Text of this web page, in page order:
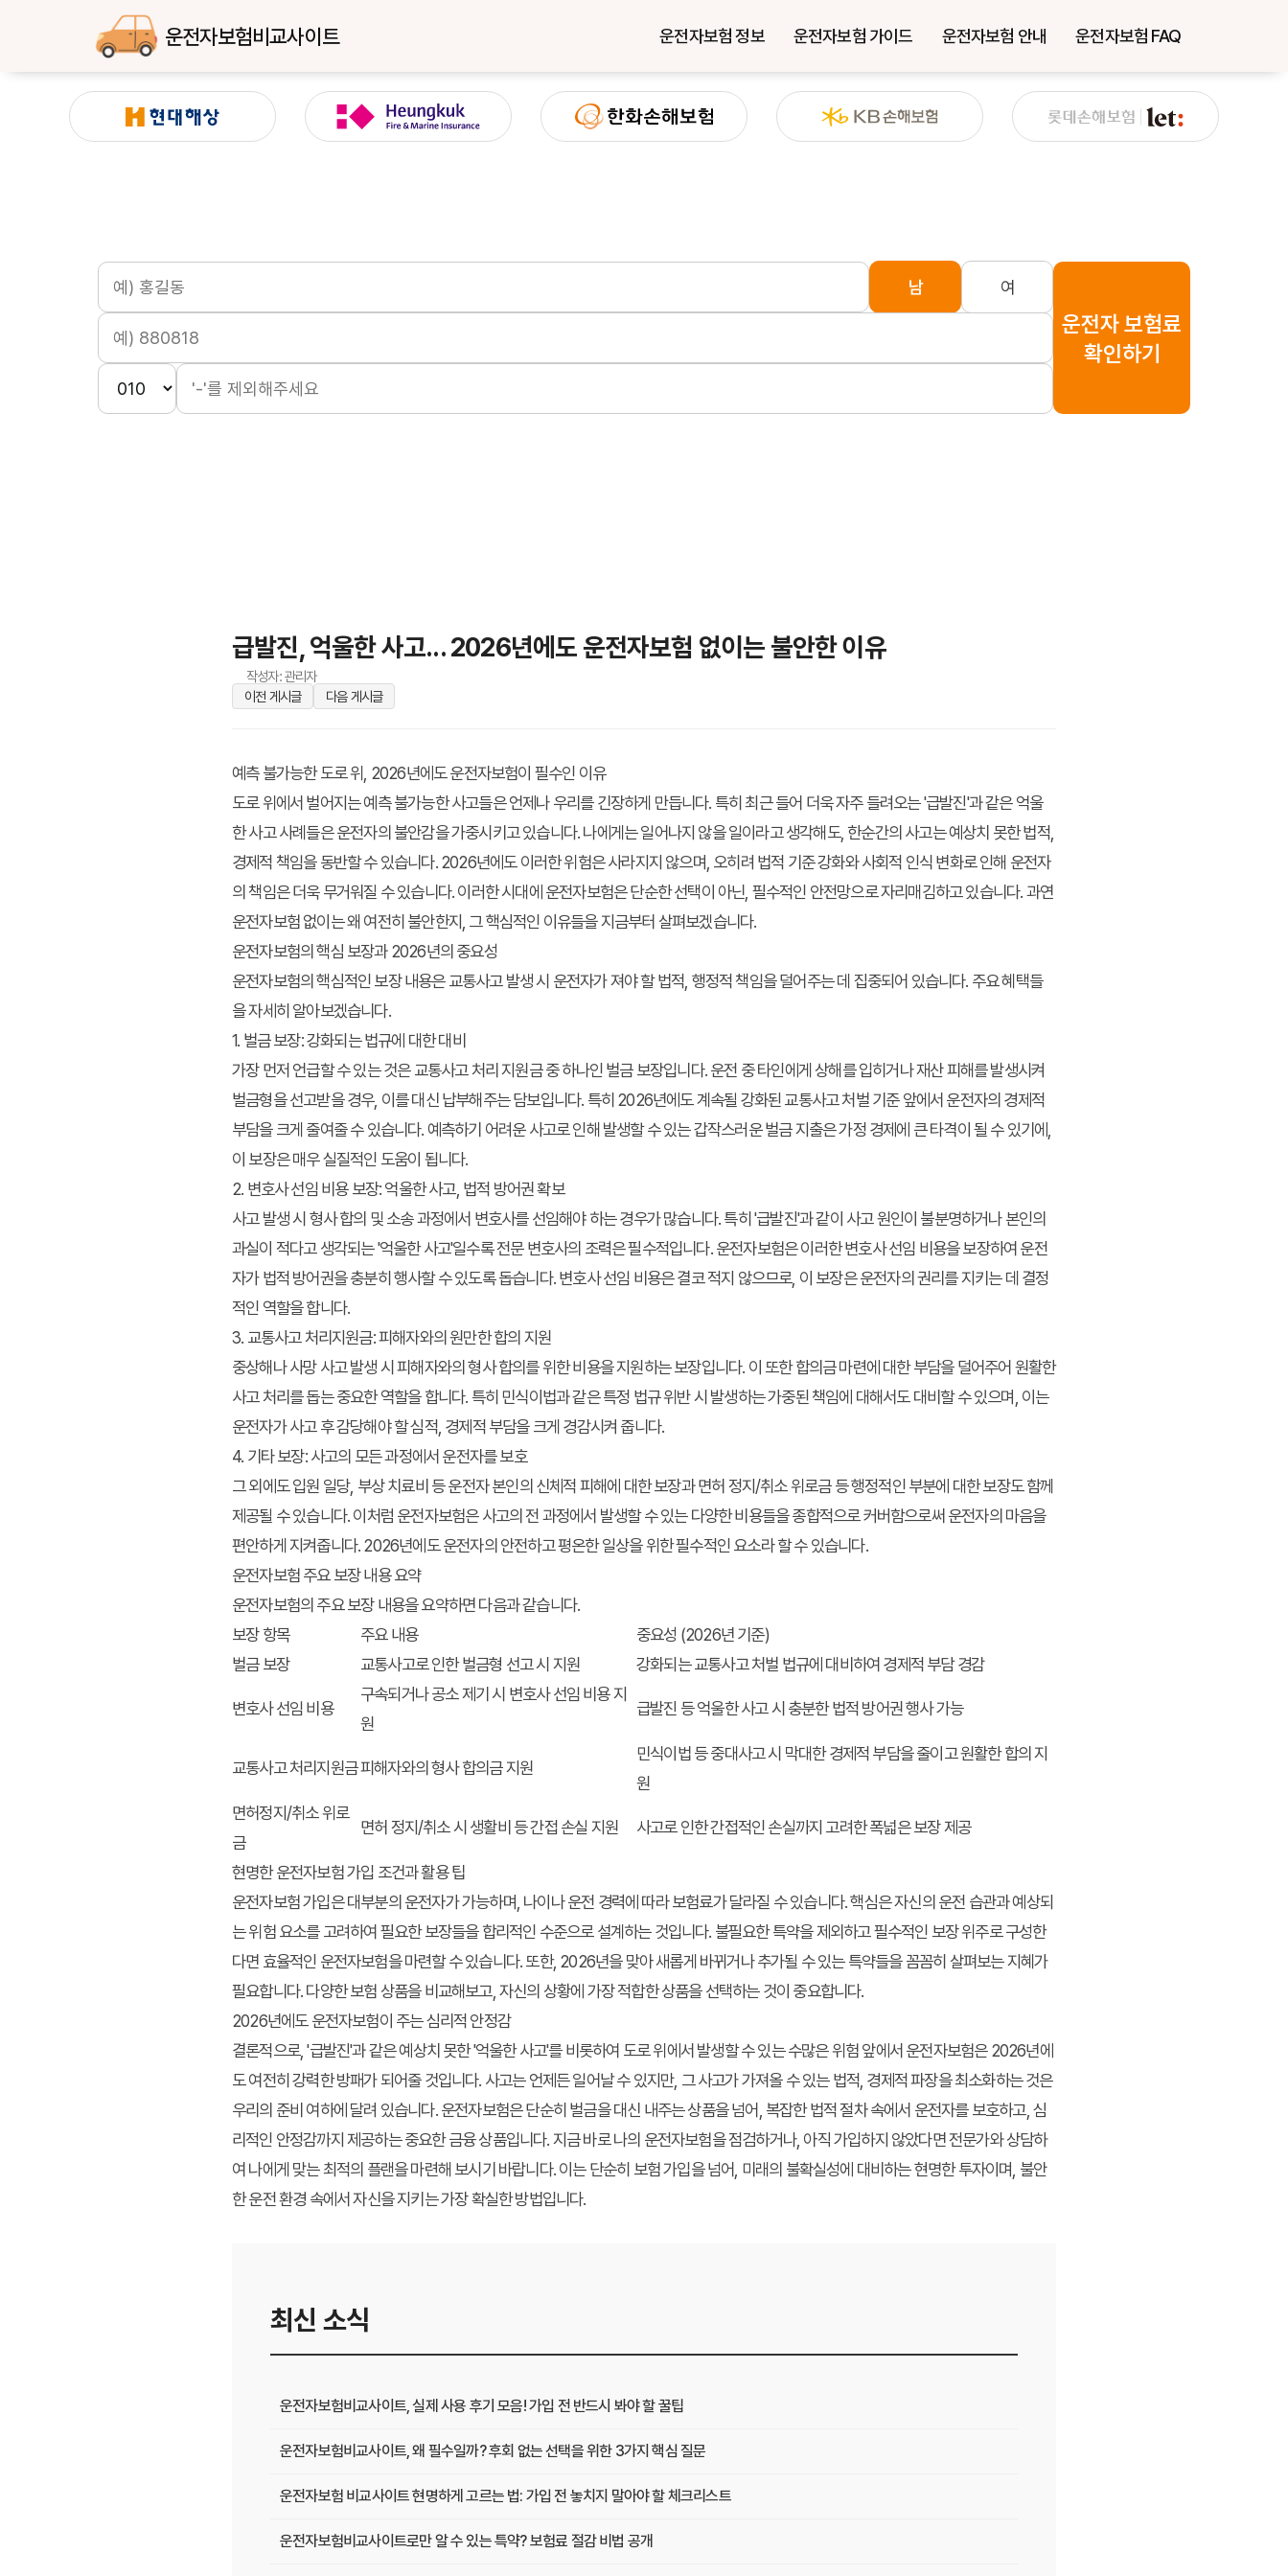
운전자보험비교사이트 운전자보험 정보 운전자보험 가이드 운전자보험 안내 운전자보험 FAQ
남 여
운전자 보험료
확인하기
급발진, 억울한 사고... 2026년에도 운전자보험 없이는 불안한 이유
작성자: 관리자
이전 게시글
다음 게시글
예측 불가능한 도로 위, 2026년에도 운전자보험이 필수인 이유
도로 위에서 벌어지는 예측 불가능한 사고들은 언제나 우리를 긴장하게 만듭니다. 특히 최근 들어 더욱 자주 들려오는 '급발진'과 같은 억울
한 사고 사례들은 운전자의 불안감을 가중시키고 있습니다. 나에게는 일어나지 않을 일이라고 생각해도, 한순간의 사고는 예상치 못한 법적,
경제적 책임을 동반할 수 있습니다. 2026년에도 이러한 위험은 사라지지 않으며, 오히려 법적 기준 강화와 사회적 인식 변화로 인해 운전자
의 책임은 더욱 무거워질 수 있습니다. 이러한 시대에 운전자보험은 단순한 선택이 아닌, 필수적인 안전망으로 자리매김하고 있습니다. 과연
운전자보험 없이는 왜 여전히 불안한지, 그 핵심적인 이유들을 지금부터 살펴보겠습니다.
운전자보험의 핵심 보장과 2026년의 중요성
운전자보험의 핵심적인 보장 내용은 교통사고 발생 시 운전자가 져야 할 법적, 행정적 책임을 덜어주는 데 집중되어 있습니다. 주요 혜택들
을 자세히 알아보겠습니다.
1. 벌금 보장: 강화되는 법규에 대한 대비
가장 먼저 언급할 수 있는 것은 교통사고 처리 지원금 중 하나인 벌금 보장입니다. 운전 중 타인에게 상해를 입히거나 재산 피해를 발생시켜
벌금형을 선고받을 경우, 이를 대신 납부해주는 담보입니다. 특히 2026년에도 계속될 강화된 교통사고 처벌 기준 앞에서 운전자의 경제적
부담을 크게 줄여줄 수 있습니다. 예측하기 어려운 사고로 인해 발생할 수 있는 갑작스러운 벌금 지출은 가정 경제에 큰 타격이 될 수 있기에,
이 보장은 매우 실질적인 도움이 됩니다.
2. 변호사 선임 비용 보장: 억울한 사고, 법적 방어권 확보
사고 발생 시 형사 합의 및 소송 과정에서 변호사를 선임해야 하는 경우가 많습니다. 특히 '급발진'과 같이 사고 원인이 불분명하거나 본인의
과실이 적다고 생각되는 '억울한 사고'일수록 전문 변호사의 조력은 필수적입니다. 운전자보험은 이러한 변호사 선임 비용을 보장하여 운전
자가 법적 방어권을 충분히 행사할 수 있도록 돕습니다. 변호사 선임 비용은 결코 적지 않으므로, 이 보장은 운전자의 권리를 지키는 데 결정
적인 역할을 합니다.
3. 교통사고 처리지원금: 피해자와의 원만한 합의 지원
중상해나 사망 사고 발생 시 피해자와의 형사 합의를 위한 비용을 지원하는 보장입니다. 이 또한 합의금 마련에 대한 부담을 덜어주어 원활한
사고 처리를 돕는 중요한 역할을 합니다. 특히 민식이법과 같은 특정 법규 위반 시 발생하는 가중된 책임에 대해서도 대비할 수 있으며, 이는
운전자가 사고 후 감당해야 할 심적, 경제적 부담을 크게 경감시켜 줍니다.
4. 기타 보장: 사고의 모든 과정에서 운전자를 보호
그 외에도 입원 일당, 부상 치료비 등 운전자 본인의 신체적 피해에 대한 보장과 면허 정지/취소 위로금 등 행정적인 부분에 대한 보장도 함께
제공될 수 있습니다. 이처럼 운전자보험은 사고의 전 과정에서 발생할 수 있는 다양한 비용들을 종합적으로 커버함으로써 운전자의 마음을
편안하게 지켜줍니다. 2026년에도 운전자의 안전하고 평온한 일상을 위한 필수적인 요소라 할 수 있습니다.
운전자보험 주요 보장 내용 요약
운전자보험의 주요 보장 내용을 요약하면 다음과 같습니다.
보장 항목
주요 내용
중요성 (2026년 기준)
벌금 보장
교통사고로 인한 벌금형 선고 시 지원 강화되는 교통사고 처벌 법규에 대비하여 경제적 부담 경감
변호사 선임 비용
구속되거나 공소 제기 시 변호사 선임 비용 지
원
급발진 등 억울한 사고 시 충분한 법적 방어권 행사 가능
교통사고 처리지원금피해자와의 형사 합의금 지원
민식이법 등 중대사고 시 막대한 경제적 부담을 줄이고 원활한 합의 지
원
면허정지/취소 위로
금
면허 정지/취소 시 생활비 등 간접 손실 지원 사고로 인한 간접적인 손실까지 고려한 폭넓은 보장 제공
현명한 운전자보험 가입 조건과 활용 팁
운전자보험 가입은 대부분의 운전자가 가능하며, 나이나 운전 경력에 따라 보험료가 달라질 수 있습니다. 핵심은 자신의 운전 습관과 예상되
는 위험 요소를 고려하여 필요한 보장들을 합리적인 수준으로 설계하는 것입니다. 불필요한 특약을 제외하고 필수적인 보장 위주로 구성한
다면 효율적인 운전자보험을 마련할 수 있습니다. 또한, 2026년을 맞아 새롭게 바뀌거나 추가될 수 있는 특약들을 꼼꼼히 살펴보는 지혜가
필요합니다. 다양한 보험 상품을 비교해보고, 자신의 상황에 가장 적합한 상품을 선택하는 것이 중요합니다.
2026년에도 운전자보험이 주는 심리적 안정감
결론적으로, '급발진'과 같은 예상치 못한 '억울한 사고'를 비롯하여 도로 위에서 발생할 수 있는 수많은 위험 앞에서 운전자보험은 2026년에
도 여전히 강력한 방패가 되어줄 것입니다. 사고는 언제든 일어날 수 있지만, 그 사고가 가져올 수 있는 법적, 경제적 파장을 최소화하는 것은
우리의 준비 여하에 달려 있습니다. 운전자보험은 단순히 벌금을 대신 내주는 상품을 넘어, 복잡한 법적 절차 속에서 운전자를 보호하고, 심
리적인 안정감까지 제공하는 중요한 금융 상품입니다. 지금 바로 나의 운전자보험을 점검하거나, 아직 가입하지 않았다면 전문가와 상담하
여 나에게 맞는 최적의 플랜을 마련해 보시기 바랍니다. 이는 단순히 보험 가입을 넘어, 미래의 불확실성에 대비하는 현명한 투자이며, 불안
한 운전 환경 속에서 자신을 지키는 가장 확실한 방법입니다.
최신 소식
운전자보험비교사이트, 실제 사용 후기 모음! 가입 전 반드시 봐야 할 꿀팁
운전자보험비교사이트, 왜 필수일까? 후회 없는 선택을 위한 3가지 핵심 질문
운전자보험 비교사이트 현명하게 고르는 법: 가입 전 놓치지 말아야 할 체크리스트
운전자보험비교사이트로만 알 수 있는 특약? 보험료 절감 비법 공개